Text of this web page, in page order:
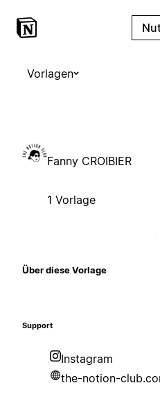
Vorlagen
Fanny CROIBIER
1 Vorlage
Über diese Vorlage
Support
Instagram
the-notion-